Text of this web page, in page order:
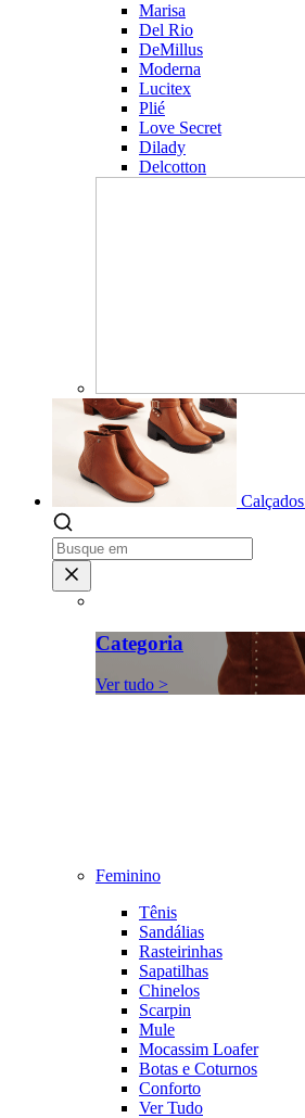
Marisa
Del Rio
DeMillus
Moderna
Lucitex
Plié
Love Secret
Dilady
Delcotton
Calçados
Categoria
Ver tudo >
Feminino
Tênis
Sandálias
Rasteirinhas
Sapatilhas
Chinelos
Scarpin
Mule
Mocassim Loafer
Botas e Coturnos
Conforto
Ver Tudo